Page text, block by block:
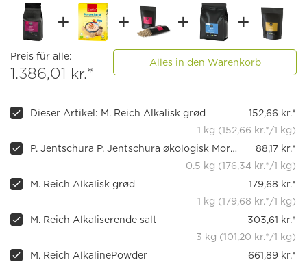
Preis für alle:
1.386,01 kr.*
Alles in den Warenkorb
Dieser Artikel: M. Reich Alkalisk grød
152,66 kr.*
1 kg (152,66 kr.*/1 kg)
P. Jentschura P. Jentschura økologisk MorgenStund' hirse-boghvedegrød, 500 g
88,17 kr.*
0.5 kg (176,34 kr.*/1 kg)
M. Reich Alkalisk grød
179,68 kr.*
1 kg (179,68 kr.*/1 kg)
M. Reich Alkaliserende salt
303,61 kr.*
3 kg (101,20 kr.*/1 kg)
M. Reich AlkalinePowder
661,89 kr.*